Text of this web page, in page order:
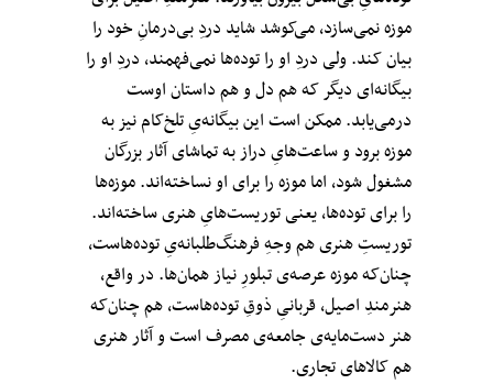
موزه نمی‌سازد، می‌کوشد شاید دردِ بی‌درمانِ خود را
بیان کند. ولی دردِ او را توده‌ها نمی‌فهمند، دردِ او را
بیگانه‌ای دیگر که هم دل و هم داستان اوست
درمی‌یابد. ممکن است این بیگانه‌یِ تلخ‌کام نیز به
موزه برود و ساعت‌هایِ دراز به تماشای آثار بزرگان
مشغول شود، اما موزه را برای او نساخته‌اند. موزه‌ها
را برای توده‌ها، یعنی توریست‌هایِ هنری ساخته‌اند.
توریستِ هنری هم وجهِ فرهنگ‌طلبانه‌یِ توده‌هاست،
چنان‌که موزه عرصه‌ی تبلورِ نیاز همان‌ها. در واقع،
هنرمندِ اصیل، قربانیِ ذوقِ توده‌هاست، هم چنان‌که
هنر دست‌مایه‌ی جامعه‌ی مصرف است و آثار هنری
هم کالاهای تجاری.